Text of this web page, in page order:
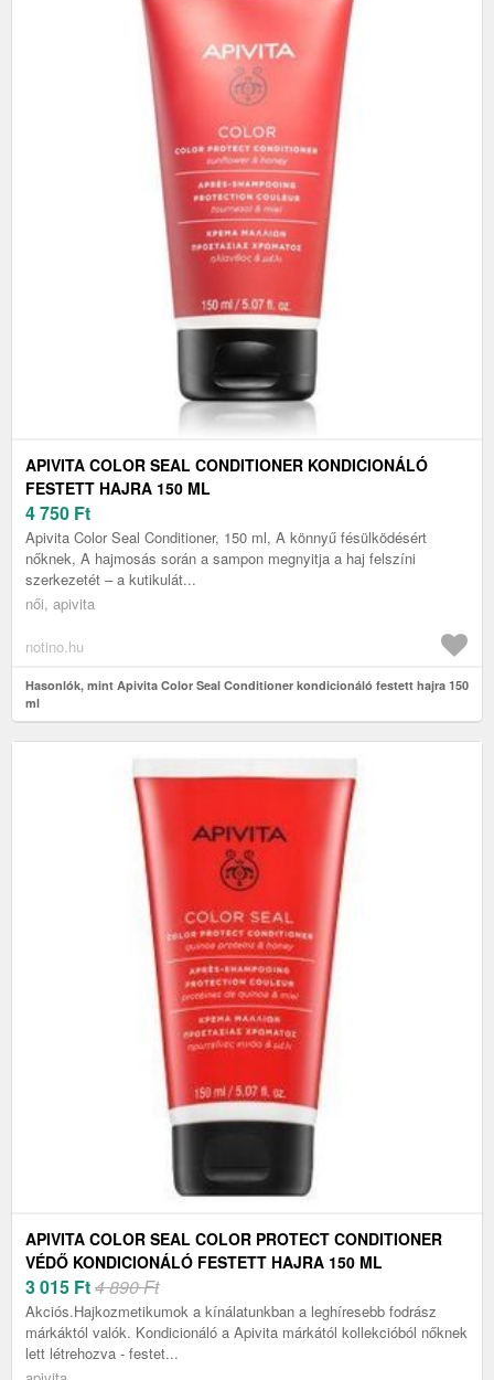
APIVITA COLOR SEAL CONDITIONER KONDICIONÁLÓ
FESTETT HAJRA 150 ML
4 750 Ft
Apivita Color Seal Conditioner, 150 ml, A könnyű fésülködésért
nőknek, A hajmosás során a sampon megnyitja a haj felszíni
szerkezetét – a kutikulát...
női, apivita
notino.hu
Hasonlók, mint Apivita Color Seal Conditioner kondicionáló festett hajra 150
ml
APIVITA COLOR SEAL COLOR PROTECT CONDITIONER
VÉDŐ KONDICIONÁLÓ FESTETT HAJRA 150 ML
3 015 Ft4 890 Ft
Akciós.Hajkozmetikumok a kínálatunkban a leghíresebb fodrász
márkáktól valók. Kondicionáló a Apivita márkától kollekcióból nőknek
lett létrehozva - festet...